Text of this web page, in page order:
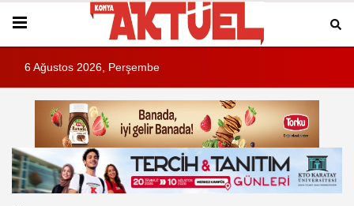
6 Ağustos 2026, Perşembe